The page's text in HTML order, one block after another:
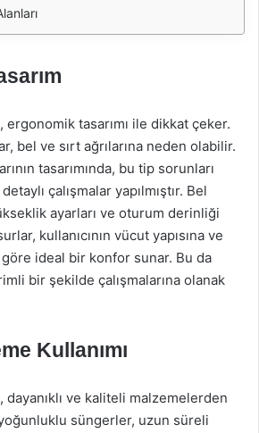
tasarımı ile dikkat çeker.
bel ve sırt ağrılarına neden olabilir.
tasarımında, bu tip sorunları
çalışmalar yapılmıştır. Bel
ayarları ve oturum derinliği
kullanıcının vücut yapısına ve
ideal bir konfor sunar. Bu da
bir şekilde çalışmalarına olanak
Kullanımı
ve kaliteli malzemelerden
süngerler, uzun süreli